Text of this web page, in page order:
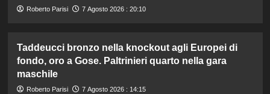
Roberto Parisi 7 Agosto 2026 : 20:10
Taddeucci bronzo nella knockout agli Europei di
fondo, oro a Gose. Paltrinieri quarto nella gara
maschile
Roberto Parisi 7 Agosto 2026 : 14:15